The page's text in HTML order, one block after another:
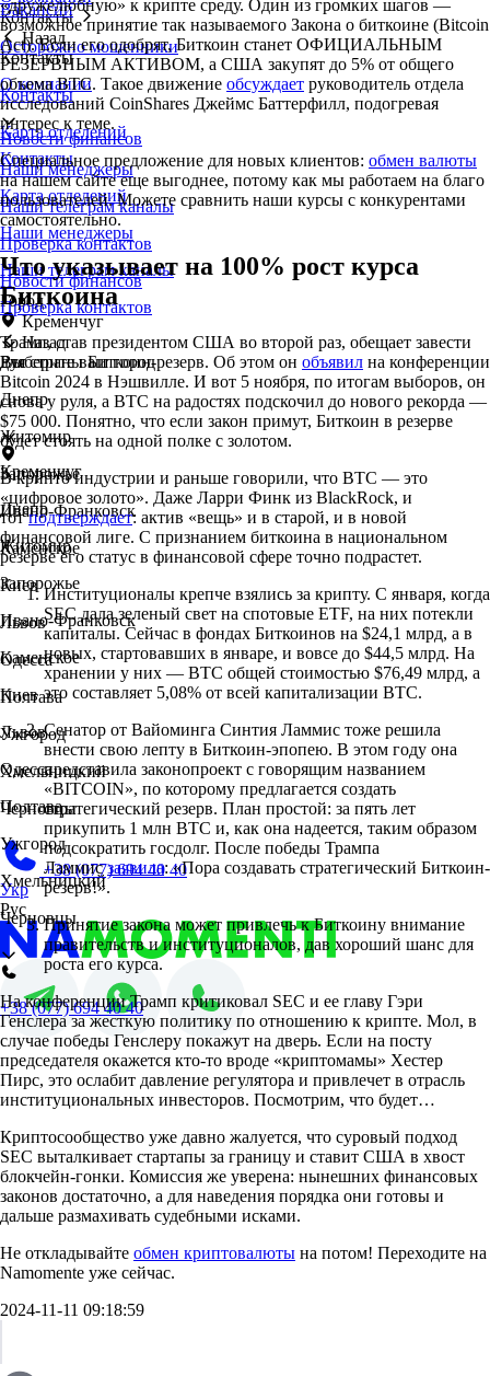
Контакты
Назад
Контакты
Контакты
Карта отделений
Наши менеджеры
Наши телеграм каналы
Проверка контактов
Новости финансов
Город
Кременчуг
Назад
Выберите ваш город
Днепр
Житомир
Запорожье
Ивано-Франковск
Каменское
Киев
Львов
Одесса
Полтава
Ужгород
Хмельницкий
Черновцы
+38 (077) 694 40 40
Укр
Рус
Вакансии
Осторожно мошенники
О компании
Новости финансов
Контакты
Карта отделений
Наши менеджеры
Наши телеграм каналы
Проверка контактов
Рус
Кременчуг
Днепр
Житомир
Запорожье
Ивано-Франковск
Каменское
Киев
Львов
Одесса
Полтава
Ужгород
Хмельницкий
Черновцы
+38 (077) 694 40 40
«дружелюбную» к крипте среду. Один из громких шагов —
возможное принятие так называемого Закона о биткоине (Bitcoin
Act). Если его одобрят, Биткоин станет ОФИЦИАЛЬНЫМ
РЕЗЕРВНЫМ АКТИВОМ, а США закупят до 5% от общего
объема BTC. Такое движение обсуждает руководитель отдела
исследований CoinShares Джеймс Баттерфилл, подогревая
интерес к теме.
Специальное предложение для новых клиентов: обмен валюты
на нашем сайте еще выгоднее, потому как мы работаем на благо
пользователей. Можете сравнить наши курсы с конкурентами
самостоятельно.
Что указывает на 100% рост курса
Биткоина
Трамп, став президентом США во второй раз, обещает завести
для страны Биткоин-резерв. Об этом он объявил на конференции
Bitcoin 2024 в Нэшвилле. И вот 5 ноября, по итогам выборов, он
снова у руля, а BTC на радостях подскочил до нового рекорда —
$75 000. Понятно, что если закон примут, Биткоин в резерве
будет стоять на одной полке с золотом.
В крипто индустрии и раньше говорили, что BTC — это
«цифровое золото». Даже Ларри Финк из BlackRock, и
тотподтверждает: актив «вещь» и в старой, и в новой
финансовой лиге. С признанием биткоина в национальном
резерве его статус в финансовой сфере точно подрастет.
Институционалы крепче взялись за крипту. С января, когда
SEC дала зеленый свет на спотовые ETF, на них потекли
капиталы. Сейчас в фондах Биткоинов на $24,1 млрд, а в
новых, стартовавших в январе, и вовсе до $44,5 млрд. На
хранении у них — BTC общей стоимостью $76,49 млрд, а
это составляет 5,08% от всей капитализации BTC.
Сенатор от Вайоминга Синтия Ламмис тоже решила
внести свою лепту в Биткоин-эпопею. В этом году она
представила законопроект с говорящим названием
«BITCOIN», по которому предлагается создать
стратегический резерв. План простой: за пять лет
прикупить 1 млн BTC и, как она надеется, таким образом
подсократить госдолг. После победы Трампа
Ламмисзаявила: «Пора создавать стратегический Биткоин-
резерв!».
Принятие закона может привлечь к Биткоину внимание
правительств и институционалов, дав хороший шанс для
роста его курса.
На конференции Трамп критиковал SEC и ее главу Гэри
Генслера за жесткую политику по отношению к крипте. Мол, в
случае победы Генслеру покажут на дверь. Если на посту
председателя окажется кто-то вроде «криптомамы» Хестер
Пирс, это ослабит давление регулятора и привлечет в отрасль
институциональных инвесторов. Посмотрим, что будет…
Криптосообщество уже давно жалуется, что суровый подход
SEC выталкивает стартапы за границу и ставит США в хвост
блокчейн-гонки. Комиссия же уверена: нынешних финансовых
законов достаточно, а для наведения порядка они готовы и
дальше размахивать судебными исками.
Не откладывайте обмен криптовалюты на потом! Переходите на
Namomente уже сейчас.
2024-11-11 09:18:59